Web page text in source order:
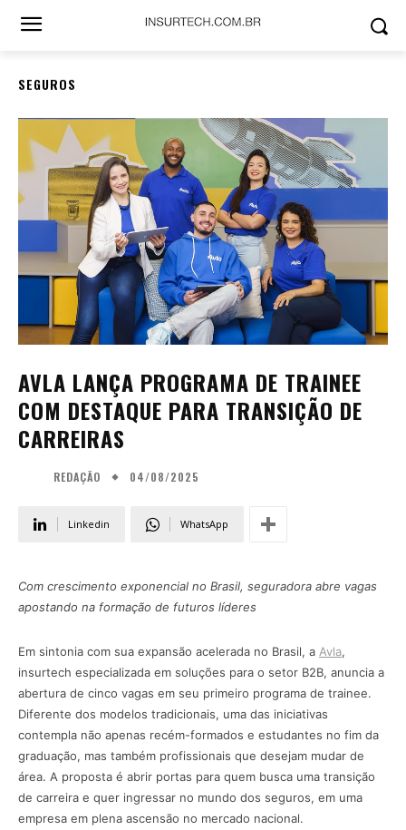
SEGUROS
AVLA LANÇA PROGRAMA DE TRAINEE
COM DESTAQUE PARA TRANSIÇÃO DE
CARREIRAS
REDAÇÃO 04/08/2025
Linkedin WhatsApp
Com crescimento exponencial no Brasil, seguradora abre vagas
apostando na formação de futuros líderes
Em sintonia com sua expansão acelerada no Brasil, a Avla,
insurtech especializada em soluções para o setor B2B, anuncia a
abertura de cinco vagas em seu primeiro programa de trainee.
Diferente dos modelos tradicionais, uma das iniciativas
contempla não apenas recém-formados e estudantes no fim da
graduação, mas também profissionais que desejam mudar de
área. A proposta é abrir portas para quem busca uma transição
de carreira e quer ingressar no mundo dos seguros, em uma
empresa em plena ascensão no mercado nacional.